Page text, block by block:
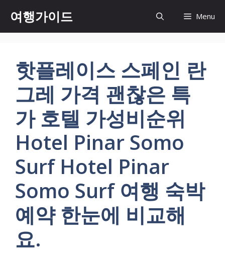
츠
여행가이드 Menu
핫플레이스 스페인 란
그레 가격 괜찮은 특
가 호텔 가성비순위
Hotel Pinar Somo
Surf Hotel Pinar
Somo Surf 여행 숙박
예약 한눈에 비교해
요.